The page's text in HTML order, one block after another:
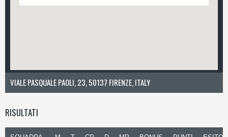
VIALE PASQUALE PAOLI, 23, 50137 FIRENZE, ITALY
RISULTATI